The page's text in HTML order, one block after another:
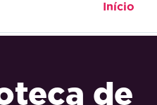
Início
de